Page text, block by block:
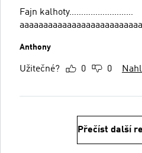
Fajn kalhoty………………………
Anthony
Užitečné? 0 0
Přečíst další